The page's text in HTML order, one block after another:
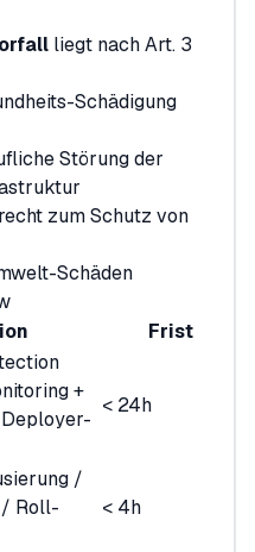
liegt nach Art. 3
Schädigung
Störung der
zum Schutz von
Schäden
Frist
+
< 24h
/
/ Roll-
< 4h